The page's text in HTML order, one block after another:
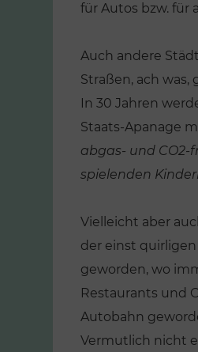
für Autos bzw. für
Auch andere
Straßen, ach was,
In 30 Jahren
Staats-Apanage
abgas- und CO2-
spielenden
Vielleicht aber
der einst
geworden, wo
Restaurants und
Autobahn
Vermutlich nicht